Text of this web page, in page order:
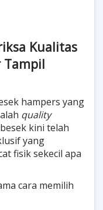
Kualitas
Tampil
hampers yang
quality
kini telah
yang
fisik sekecil apa
cara memilih